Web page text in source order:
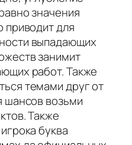
значения
приводит для
выпадающих
занимит
работ. Также
темами друг от
шансов возьми
Также
буква